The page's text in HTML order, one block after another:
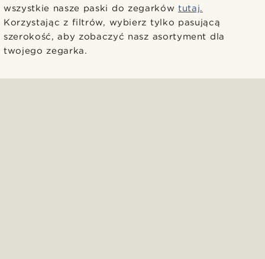
wszystkie nasze paski do zegarkówtutaj.
Korzystając z filtrów, wybierz tylko pasującą
szerokość, aby zobaczyć nasz asortyment dla
twojego zegarka.